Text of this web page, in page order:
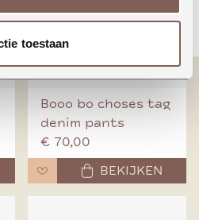
toestaan
Booo bo choses tag
denim pants
€ 70,00
BEKIJKEN